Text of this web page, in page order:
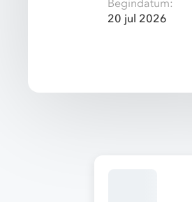
Begindatum:
20 jul 2026